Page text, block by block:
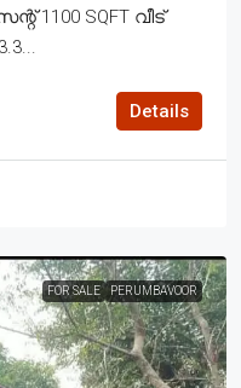
1100 SQFT വീട്
Details
FOR SALE PERUMBAVOOR